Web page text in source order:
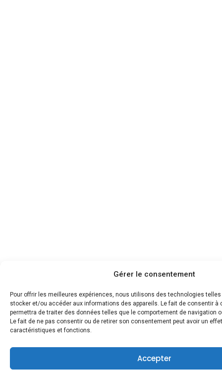
Gérer le consentement
Pour offrir les meilleures expériences, nous utilisons des technologies
stocker et/ou accéder aux informations des appareils. Le fait de consentir à
permettra de traiter des données telles que le comportement de navigation
Le fait de ne pas consentir ou de retirer son consentement peut avoir un
caractéristiques et fonctions.
Accepter